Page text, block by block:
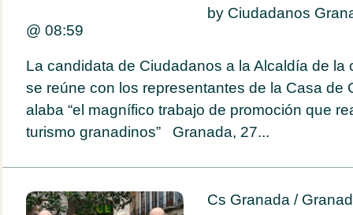
by Ciudadanos
@ 08:59
La candidata de Ciudadanos a la Alcaldía de la
se reúne con los representantes de la Casa de
alaba “el magnífico trabajo de promoción que
turismo granadinos” Granada, 27...
Cs Granada /